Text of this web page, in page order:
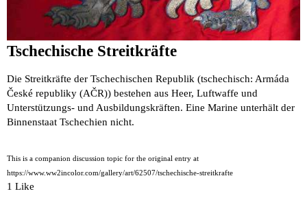
Tschechische Streitkräfte
Die Streitkräfte der Tschechischen Republik (tschechisch: Armáda
České republiky (AČR)) bestehen aus Heer, Luftwaffe und
Unterstützungs- und Ausbildungskräften. Eine Marine unterhält der
Binnenstaat Tschechien nicht.
This is a companion discussion topic for the original entry at
https://www.ww2incolor.com/gallery/art/62507/tschechische-streitkrafte
1 Like